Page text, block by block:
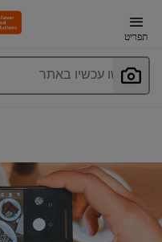
תפריט
חפשו עכשיו באתר